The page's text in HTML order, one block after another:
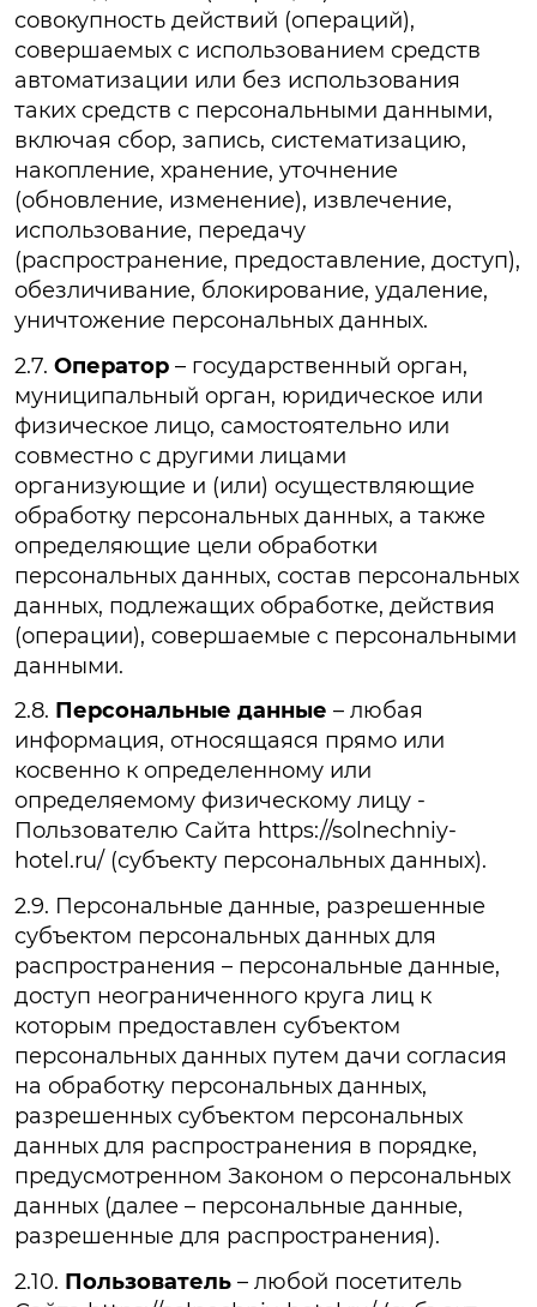
совокупность действий (операций),
совершаемых с использованием средств
автоматизации или без использования
таких средств с персональными данными,
включая сбор, запись, систематизацию,
накопление, хранение, уточнение
(обновление, изменение), извлечение,
использование, передачу
(распространение, предоставление, доступ),
обезличивание, блокирование, удаление,
уничтожение персональных данных.
2.7. Оператор – государственный орган,
муниципальный орган, юридическое или
физическое лицо, самостоятельно или
совместно с другими лицами
организующие и (или) осуществляющие
обработку персональных данных, а также
определяющие цели обработки
персональных данных, состав персональных
данных, подлежащих обработке, действия
(операции), совершаемые с персональными
данными.
2.8. Персональные данные – любая
информация, относящаяся прямо или
косвенно к определенному или
определяемому физическому лицу -
Пользователю Сайта https://solnechniy-
hotel.ru/ (субъекту персональных данных).
2.9. Персональные данные, разрешенные
субъектом персональных данных для
распространения – персональные данные,
доступ неограниченного круга лиц к
которым предоставлен субъектом
персональных данных путем дачи согласия
на обработку персональных данных,
разрешенных субъектом персональных
данных для распространения в порядке,
предусмотренном Законом о персональных
данных (далее – персональные данные,
разрешенные для распространения).
2.10. Пользователь – любой посетитель